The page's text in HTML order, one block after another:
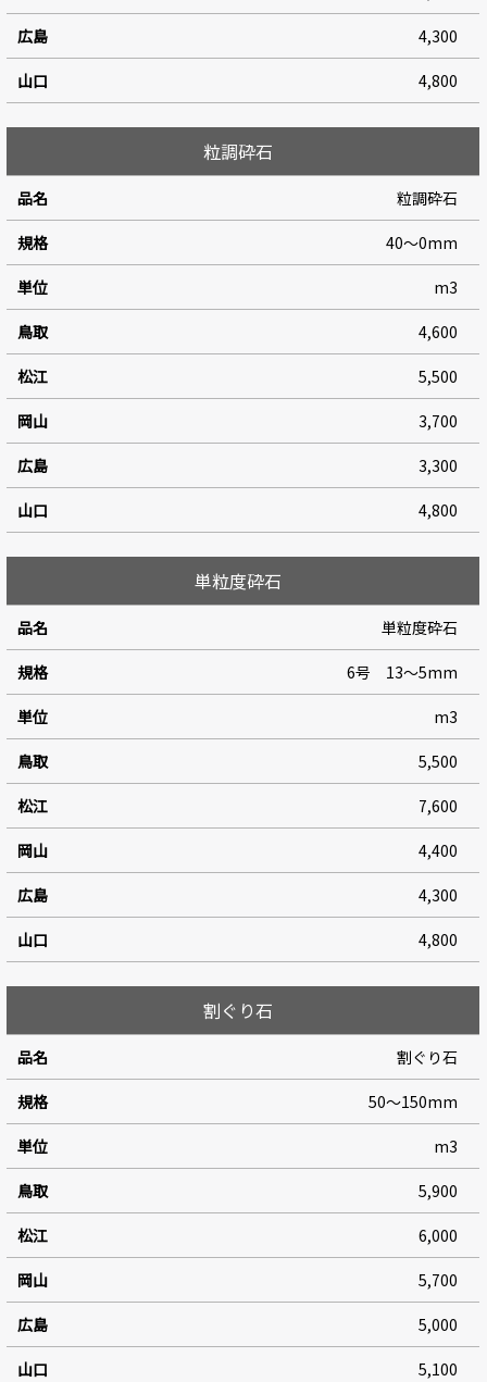
4,300
4,800
粒調砕石
粒調砕石
40～0mm
m3
4,600
5,500
3,700
3,300
4,800
単粒度砕石
単粒度砕石
6号 13～5mm
m3
5,500
7,600
4,400
4,300
4,800
割ぐり石
割ぐり石
50～150mm
m3
5,900
6,000
5,700
5,000
5,100